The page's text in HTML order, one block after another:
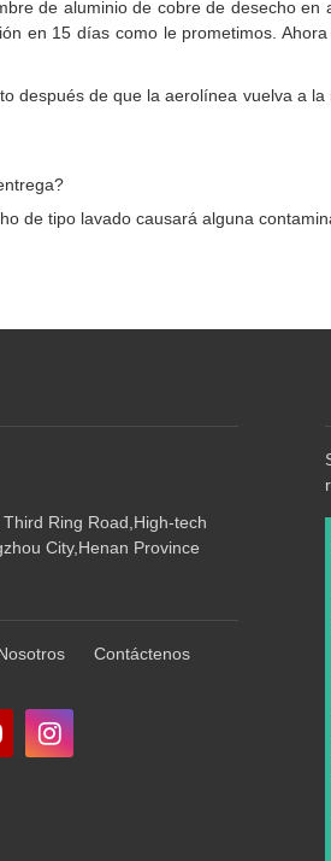
de aluminio de cobre de desecho
en 15 días como le prometimos.
después de que la aerolínea vuelva a
de tipo lavado causará alguna
Ring Road,High-tech
City,Henan Province
Contáctenos